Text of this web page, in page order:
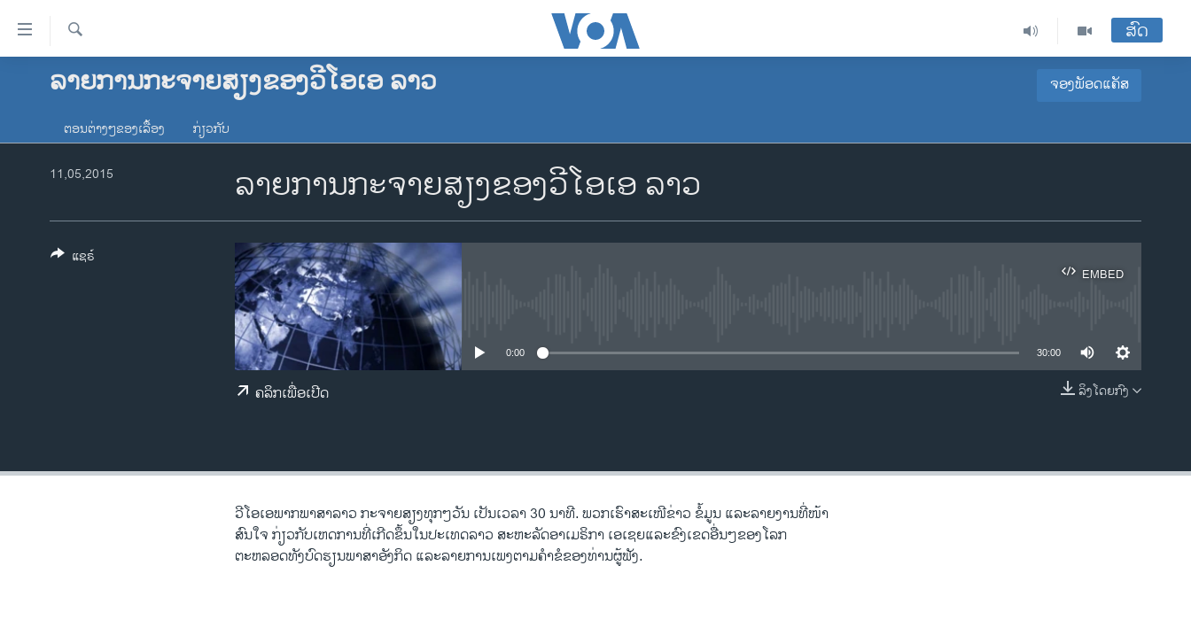
ລິ້ງ
ສຳຫລັບ
ຂ້າມ
ໂຮມເພຈ
ອາເມຣິກາ
ການເລືອກຕັ້ງ ປະທານາທີບໍດີ ສະຫະລັດ
ຂ່າວ​ຈີນ
ພາສາອັງກິດ
ສົດ
ລາຍການກະຈາຍສຽງຂອງວີໂອເອ ລາວ ຈອງພັອດແຄັສ
Apple Podcasts
ຈອງ
ຕອນຕ່າງໆຂອງເລື້ອງ ກ່ຽວກັບ
ລາຍການກະຈາຍສຽງຂອງວີໂອເອ ລາວ
11,05,2015
EMBED
EMBED
0:00 30:00
ລິງໂດຍກົງ
ຄລິກເພື່ອເປີດ
ແຊຣ໌
ວີ​ໂອ​ເອພາກ​ພາສາ​ລາວ​ ກະຈາຍສຽງ​ທຸກໆ​ວັນ ​ເປັນ​ເວລາ 30 ນາທີ. ພວກ​ເຮົາ​ສະ​ເໜີຂ່າວ ຂໍ້​ມູນ ​ແລະ​ລາຍ​ງານ​ທີ່​ໜ້າ​
ສົນ​ໃຈ ກ່ຽວກັບ​​ເຫດການ​​ທີ່​ເກີດ​ຂຶ້ນ​ໃນ​ປະ​ເທດ​ລາວ ສະຫະລັດ​ອ​າ​ເມ​ຣິ​ກາ ​ເອ​ເຊຍ​ແລະ​ຂົງເຂດ​ອື່ນໆ​ຂອງ​ໂລກ
ຕະຫລອດ​ທັງ​ບົດຮຽນ​ພາສາ​ອັງກິດ ​ແລະ​ລາຍການ​ເພງ​ຕາມ​ຄຳ​ຂໍ​ຂອງ​ທ່ານ​ຜູ້​ຟັງ.